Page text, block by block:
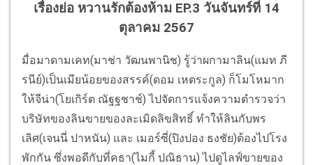
เรื่องย่อ หวานรักต้องห้าม EP.3 วันจันทร์ที่ 14
ตุลาคม 2567
มื่อมาดามเคท(มาช่า วัฒนพานิช) รู้ว่าผกามาลิน(แมท ภี
รนีย์)เป็นเมียน้อยของสรรค์(ดอม เหตระกูล) ก็โมโหมาก
ให้จีน่า(โยเกิร์ต ณัฐฐชาช์) ไปจัดการแจ้งความตำรวจว่า
บริษัทของลินขายของละเมิดลิขสิทธิ์ ทำให้ลินกับพร
เลิศ(เจนนี่ ปาหนัน) และ เมอร์ซี่(ปิงปอง ธงชัย)ต้องไปโรง
พักกัน ซึ่งพอดีกับที่คธา(ไมกี้ ปณิธาน) ไปดูไลฟ์ขายของ